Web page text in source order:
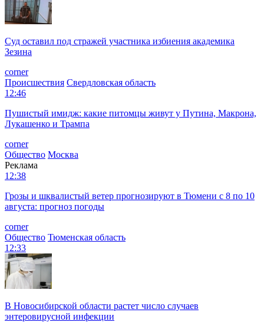
Суд оставил под стражей участника избиения академика
Зезина
corner
Происшествия Свердловская область
12:46
Пушистый имидж: какие питомцы живут у Путина, Макрона,
Лукашенко и Трампа
corner
Общество Москва
Реклама
12:38
Грозы и шквалистый ветер прогнозируют в Тюмени с 8 по 10
августа: прогноз погоды
corner
Общество Тюменская область
12:33
В Новосибирской области растет число случаев
энтеровирусной инфекции